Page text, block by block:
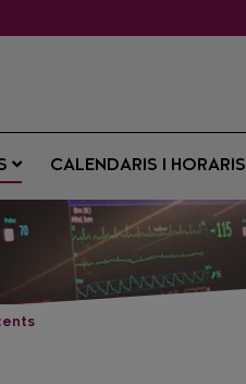
CALENDARIS I HORARIS